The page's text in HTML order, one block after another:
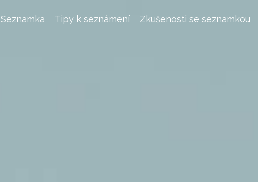
Seznamka Tipy k seznámení Zkušenosti se seznamkou